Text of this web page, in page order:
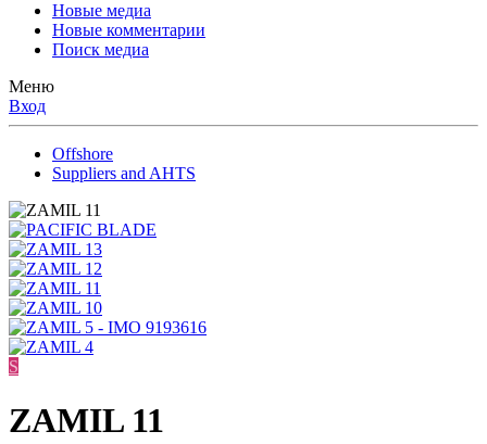
Новые медиа
Новые комментарии
Поиск медиа
Меню
Вход
Offshore
Suppliers and AHTS
S
ZAMIL 11